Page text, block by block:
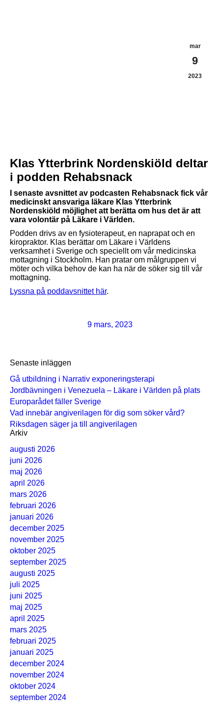
mar
9
2023
Klas Ytterbrink Nordenskiöld deltar
i podden Rehabsnack
I senaste avsnittet av podcasten Rehabsnack fick vår
medicinskt ansvariga läkare Klas Ytterbrink
Nordenskiöld möjlighet att berätta om hus det är att
vara volontär på Läkare i Världen.
Podden drivs av en fysioterapeut, en naprapat och en
kiropraktor. Klas berättar om Läkare i Världens
verksamhet i Sverige och speciellt om vår medicinska
mottagning i Stockholm. Han pratar om målgruppen vi
möter och vilka behov de kan ha när de söker sig till vår
mottagning.
Lyssna på poddavsnittet här.
9 mars, 2023
Senaste inläggen
Gå utbildning i Narrativ exponeringsterapi
Jordbävningen i Venezuela – Läkare i Världen på plats
Europarådet fäller Sverige
Vad innebär angiverilagen för dig som söker vård?
Riksdagen säger ja till angiverilagen
Arkiv
augusti 2026
juni 2026
maj 2026
april 2026
mars 2026
februari 2026
januari 2026
december 2025
november 2025
oktober 2025
september 2025
augusti 2025
juli 2025
juni 2025
maj 2025
april 2025
mars 2025
februari 2025
januari 2025
december 2024
november 2024
oktober 2024
september 2024